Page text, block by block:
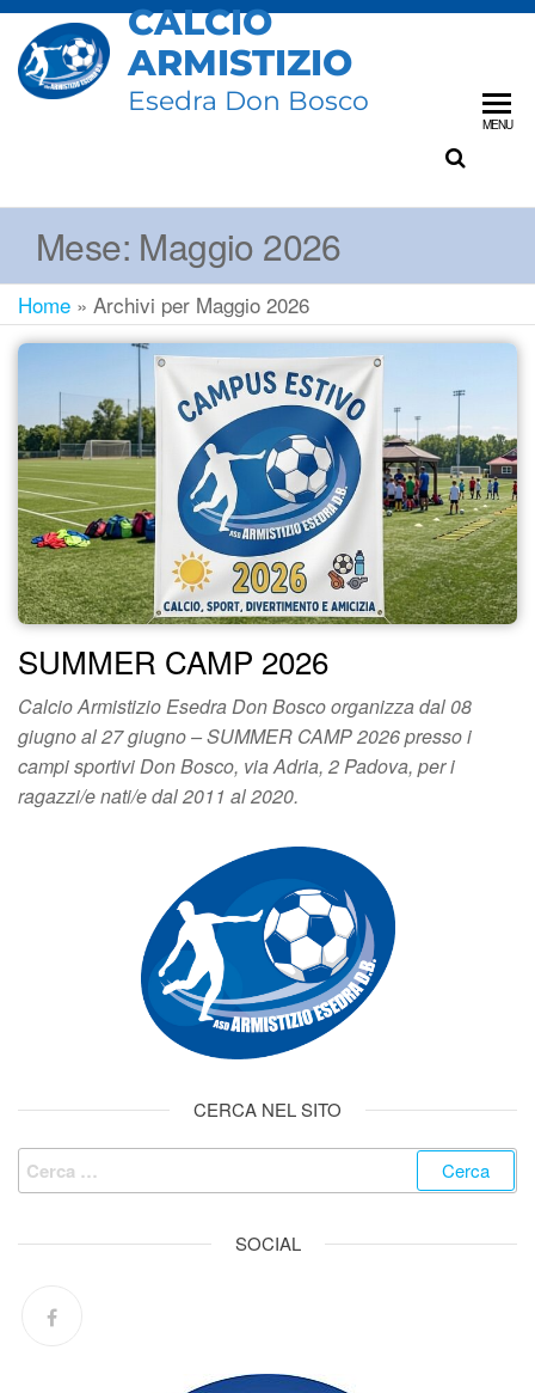
CALCIO
ARMISTIZIO
Esedra Don Bosco
MENU
Mese: Maggio 2026
Home » Archivi per Maggio 2026
SUMMER CAMP 2026
Calcio Armistizio Esedra Don Bosco organizza dal 08
giugno al 27 giugno – SUMMER CAMP 2026 presso i
campi sportivi Don Bosco, via Adria, 2 Padova, per i
ragazzi/e nati/e dal 2011 al 2020.
CERCA NEL SITO
SOCIAL